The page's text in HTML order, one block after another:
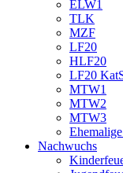
ELW1
TLK
MZF
LF20
HLF20
LF20
MTW1
MTW2
MTW3
Nachwuchs